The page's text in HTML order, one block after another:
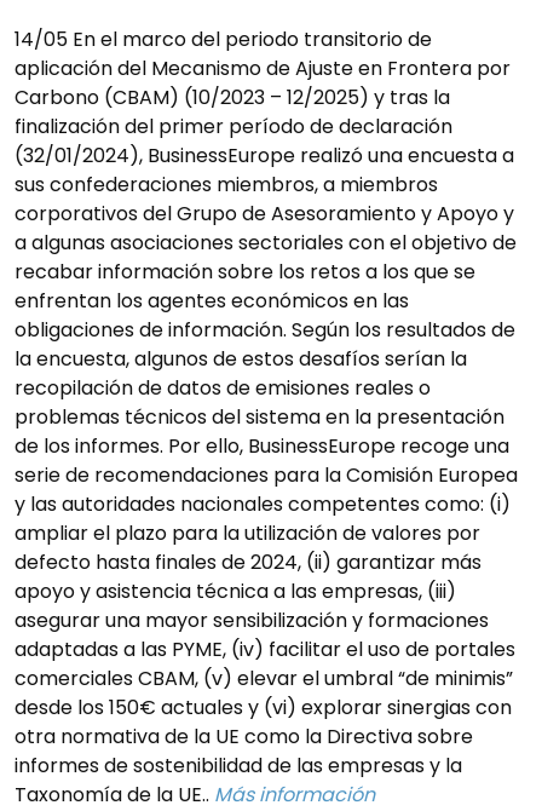
14/05 En el marco del periodo transitorio de
aplicación del Mecanismo de Ajuste en Frontera por
Carbono (CBAM) (10/2023 – 12/2025) y tras la
finalización del primer período de declaración
(32/01/2024), BusinessEurope realizó una encuesta a
sus confederaciones miembros, a miembros
corporativos del Grupo de Asesoramiento y Apoyo y
a algunas asociaciones sectoriales con el objetivo de
recabar información sobre los retos a los que se
enfrentan los agentes económicos en las
obligaciones de información. Según los resultados de
la encuesta, algunos de estos desafíos serían la
recopilación de datos de emisiones reales o
problemas técnicos del sistema en la presentación
de los informes. Por ello, BusinessEurope recoge una
serie de recomendaciones para la Comisión Europea
y las autoridades nacionales competentes como: (i)
ampliar el plazo para la utilización de valores por
defecto hasta finales de 2024, (ii) garantizar más
apoyo y asistencia técnica a las empresas, (iii)
asegurar una mayor sensibilización y formaciones
adaptadas a las PYME, (iv) facilitar el uso de portales
comerciales CBAM, (v) elevar el umbral “de minimis”
desde los 150€ actuales y (vi) explorar sinergias con
otra normativa de la UE como la Directiva sobre
informes de sostenibilidad de las empresas y la
Taxonomía de la UE.. Más información